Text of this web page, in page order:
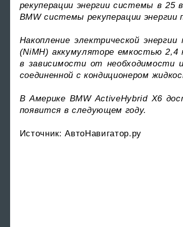
рекуперации энергии системы в 25
BMW системы рекуперации энергии
Накопление электрической
(NiMH) аккумуляторе емкостью 2,4
в зависимости от
соединенной с кондиционером
В Америке BMW ActiveHybrid X6
появится в следующем году.
Источник: АвтоНавигатор.рy